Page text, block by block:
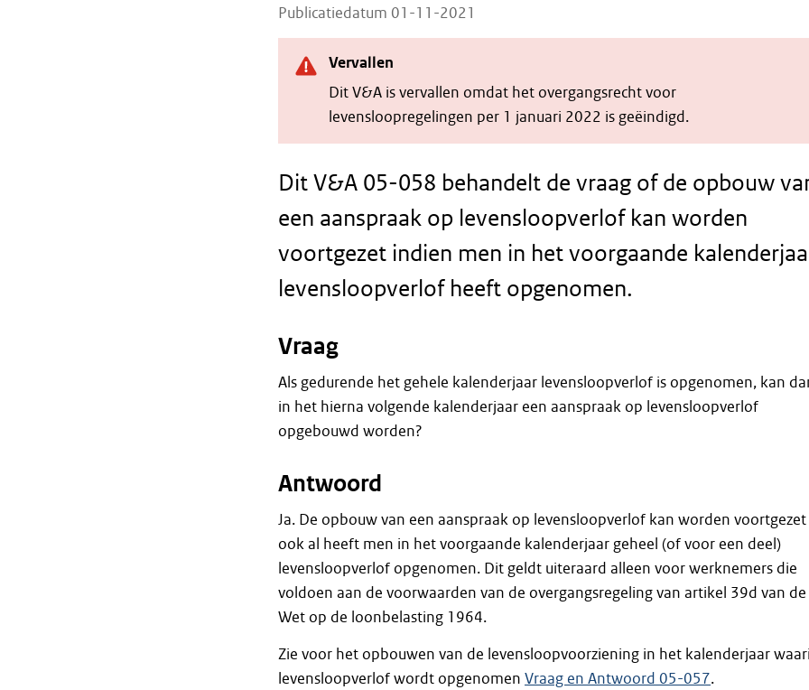
Publicatiedatum 01-11-2021
Vervallen
Dit V&A is vervallen omdat het overgangsrecht voor
levensloopregelingen per 1 januari 2022 is geëindigd.
Dit V&A 05-058 behandelt de vraag of de opbouw
een aanspraak op levensloopverlof kan worden
voortgezet indien men in het voorgaande
levensloopverlof heeft opgenomen.
Vraag
Als gedurende het gehele kalenderjaar levensloopverlof is opgenomen, kan
in het hierna volgende kalenderjaar een aanspraak op levensloopverlof
opgebouwd worden?
Antwoord
Ja. De opbouw van een aanspraak op levensloopverlof kan worden voortgezet
ook al heeft men in het voorgaande kalenderjaar geheel (of voor een deel)
levensloopverlof opgenomen. Dit geldt uiteraard alleen voor werknemers die
voldoen aan de voorwaarden van de overgangsregeling van artikel 39d van de
Wet op de loonbelasting 1964.
Zie voor het opbouwen van de levensloopvoorziening in het kalenderjaar
levensloopverlof wordt opgenomen Vraag en Antwoord 05-057.